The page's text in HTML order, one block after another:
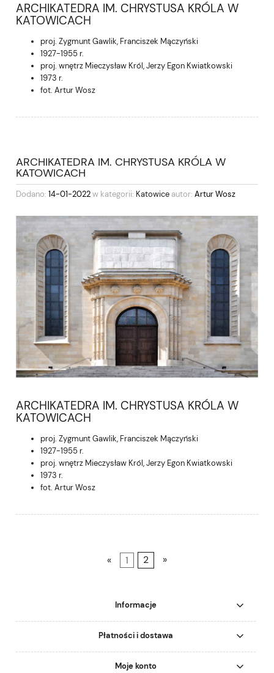
ARCHIKATEDRA IM. CHRYSTUSA KRÓLA W
KATOWICACH
proj. Zygmunt Gawlik, Franciszek Mączyński
1927-1955 r.
proj. wnętrz Mieczysław Król, Jerzy Egon Kwiatkowski
1973 r.
fot. Artur Wosz
ARCHIKATEDRA IM. CHRYSTUSA KRÓLA W
KATOWICACH
Dodano: 14-01-2022w kategorii: Katowice autor: Artur Wosz
ARCHIKATEDRA IM. CHRYSTUSA KRÓLA W
KATOWICACH
proj. Zygmunt Gawlik, Franciszek Mączyński
1927-1955 r.
proj. wnętrz Mieczysław Król, Jerzy Egon Kwiatkowski
1973 r.
fot. Artur Wosz
« 1 2 »
Informacje
Płatności i dostawa
Moje konto